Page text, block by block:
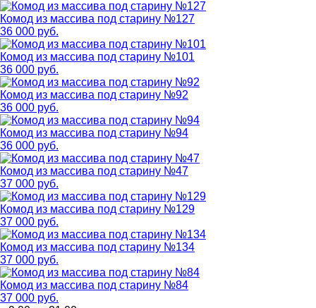
Комод из массива под старину №127
36 000 руб.
Комод из массива под старину №101
36 000 руб.
Комод из массива под старину №92
36 000 руб.
Комод из массива под старину №94
36 000 руб.
Комод из массива под старину №47
37 000 руб.
Комод из массива под старину №129
37 000 руб.
Комод из массива под старину №134
37 000 руб.
Комод из массива под старину №84
37 000 руб.